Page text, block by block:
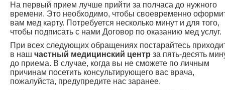
На первый прием лучше прийти за полчаса до нужного
времени. Это необходимо, чтобы своевременно
вам мед карту. Потребуется несколько минут и для того,
чтобы подписать с нами Договор по оказанию мед услуг.
При всех следующих обращениях постарайтесь
в наш частный медицинский центр за пять-десять
до приема. В случае, когда вы не сможете по личным
причинам посетить консультирующего вас врача,
пожалуйста, предупредите нас заранее.